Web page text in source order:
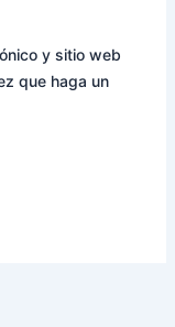
y sitio web
que haga un